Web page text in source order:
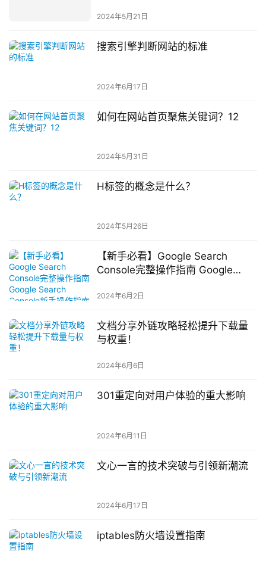
2024年5月21日
搜索引擎判断网站的标准
2024年6月17日
如何在网站首页聚焦关键词？12
2024年5月31日
H标签的概念是什么？
2024年5月26日
【新手必看】Google Search
Console完整操作指南 Google
2024年6月2日
文档分享外链攻略轻松提升下载量
与权重！
2024年6月6日
301重定向对用户体验的重大影响
2024年6月11日
文心一言的技术突破与引领新潮流
2024年6月17日
iptables防火墙设置指南